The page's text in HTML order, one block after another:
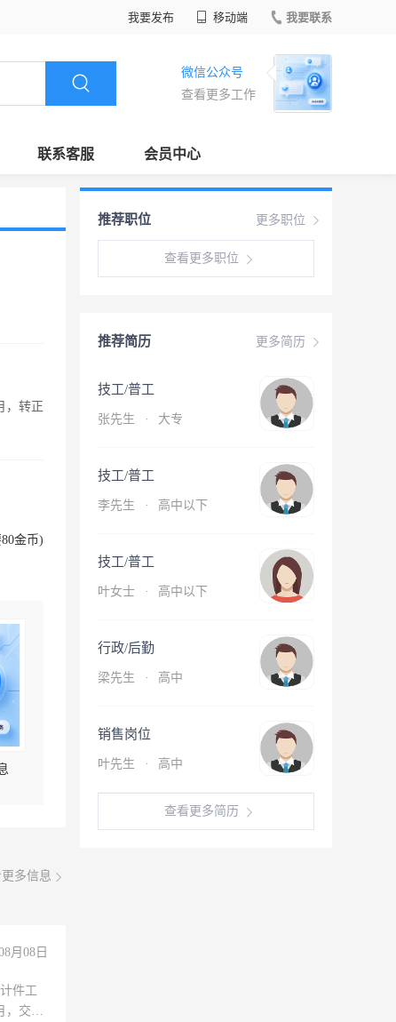
我要发布 移动端 我要联系
微信公众号
查看更多工作
联系客服 会员中心
，转正
金币)
多信息
月08日
件工
，交五
更多职位
推荐职位
查看更多职位
更多简历
推荐简历
技工/普工
张先生 · 大专
技工/普工
李先生 · 高中以下
技工/普工
叶女士 · 高中以下
行政/后勤
梁先生 · 高中
销售岗位
叶先生 · 高中
查看更多简历